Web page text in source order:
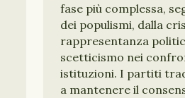
fase più complessa,
dei populismi, dalla
rappresentanza
scetticismo nei
istituzioni. I partiti
a mantenere il